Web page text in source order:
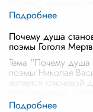
Почему душа
поэмы Гоголя
Тема "Почему душа
поэмы Николая
является ключевой